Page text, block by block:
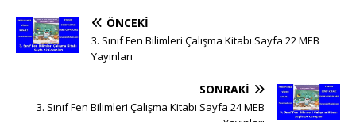
ÖNCEKI
3. Sınıf Fen Bilimleri Çalışma Kitabı Sayfa 22 MEB
Yayınları
SONRAKI
3. Sınıf Fen Bilimleri Çalışma Kitabı Sayfa 24 MEB